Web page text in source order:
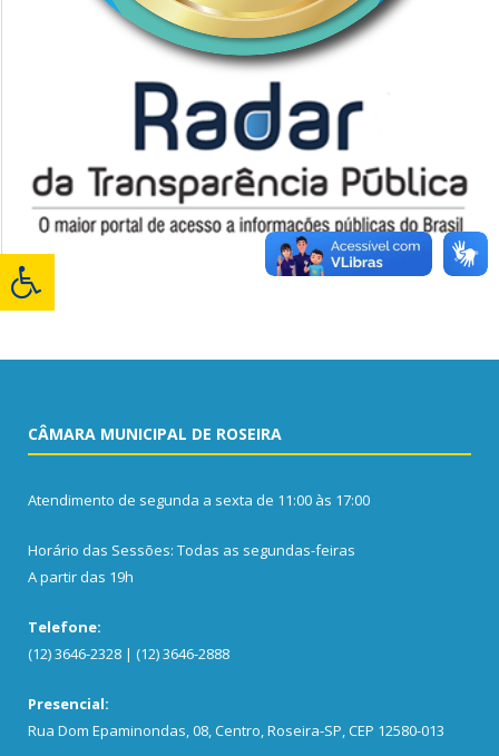
CÂMARA MUNICIPAL DE ROSEIRA
Atendimento de segunda a sexta de 11:00 às 17:00
Horário das Sessões: Todas as segundas-feiras
A partir das 19h
Telefone:
(12) 3646-2328 | (12) 3646-2888
Presencial:
Rua Dom Epaminondas, 08, Centro, Roseira-SP, CEP 12580-013